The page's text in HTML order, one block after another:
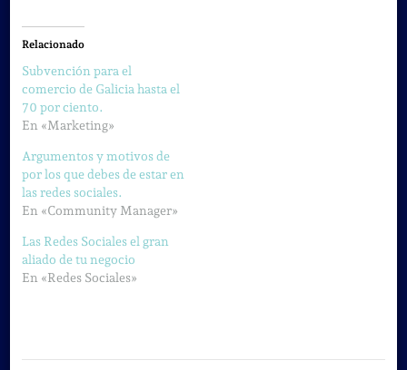
Relacionado
Subvención para el
comercio de Galicia hasta el
70 por ciento.
En «Marketing»
Argumentos y motivos de
por los que debes de estar en
las redes sociales.
En «Community Manager»
Las Redes Sociales el gran
aliado de tu negocio
En «Redes Sociales»